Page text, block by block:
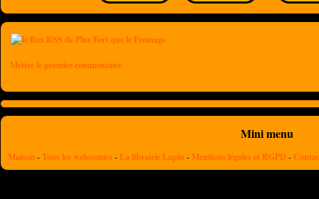
Mettre le premier commentaire
Mini menu
Maison -Tous les webcomics - La librairie Lapin - Mentions légales et RGPD -